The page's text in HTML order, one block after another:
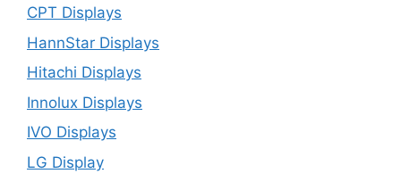
CPT Displays
HannStar Displays
Hitachi Displays
Innolux Displays
IVO Displays
LG Display